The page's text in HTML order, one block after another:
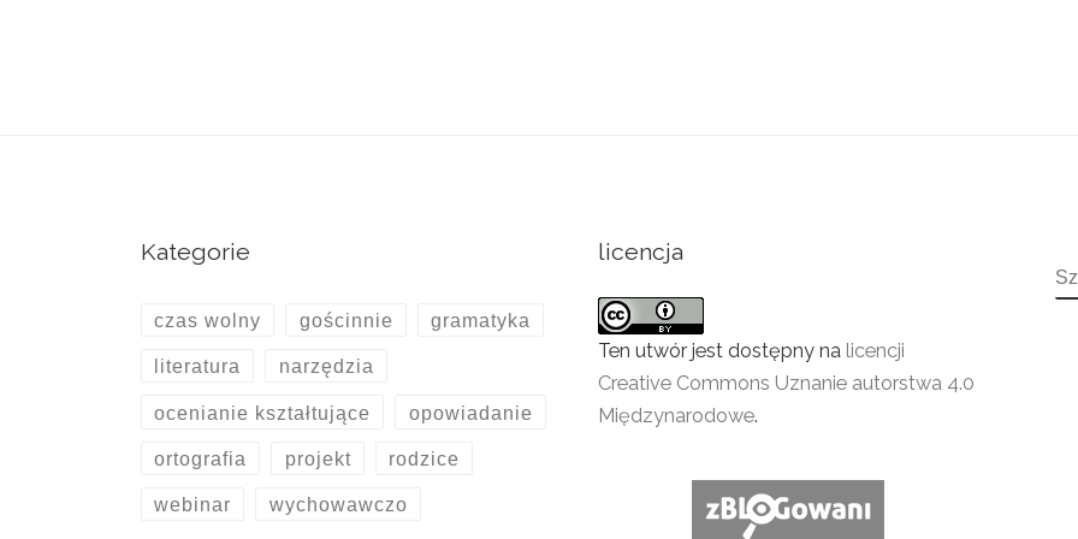
Kategorie
czas wolny gościnnie gramatyka
literatura narzędzia
ocenianie kształtujące opowiadanie
ortografia projekt rodzice
webinar wychowawczo
licencja
Ten utwór jest dostępny na licencji
Creative Commons Uznanie autorstwa 4.0
Międzynarodowe.